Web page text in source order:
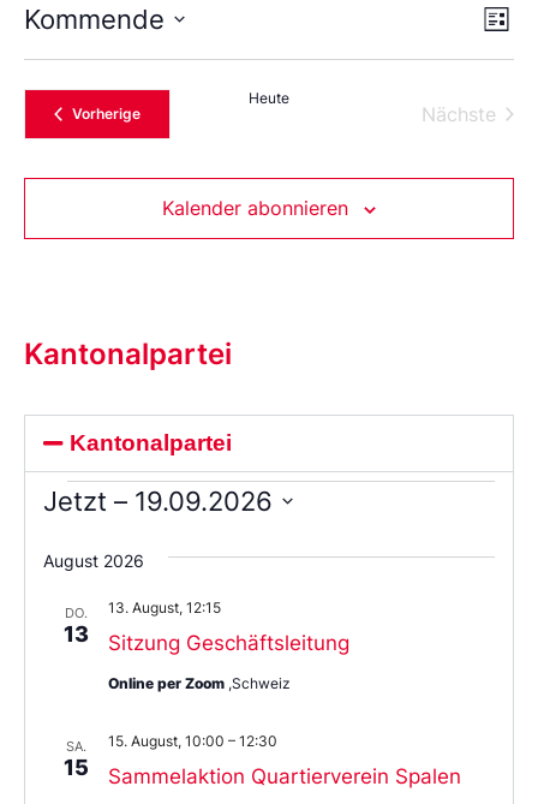
Liste
Kommende
Sie
das
Datum
aus.
VorherigeVeranstaltungen
Heute
Nächste
Kalender abonnieren
Kantonalpartei
Kantonalpartei
Jetzt – 19.09.2026
Sie
das
aus.
August 2026
DO.
13 Sitzung Geschäftsleitung
13. August, 12:15
Online per Zoom ,Schweiz
SA.
15 Sammelaktion Quartierverein Spalen
15. August, 10:00 – 12:30